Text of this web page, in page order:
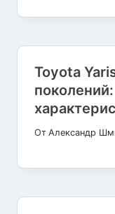
Toyota
От Александр